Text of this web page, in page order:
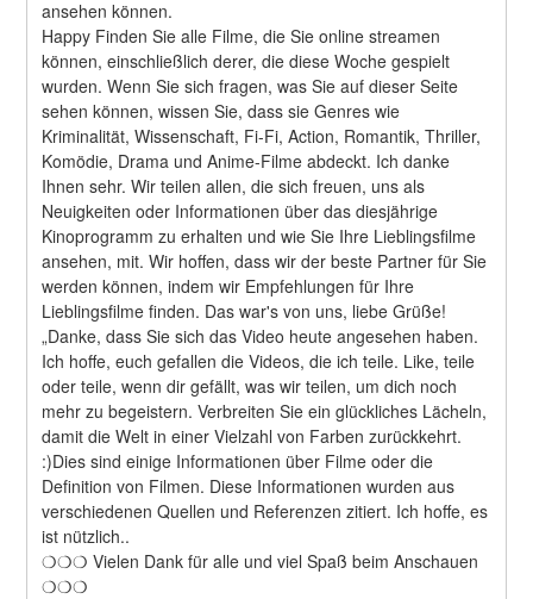
ansehen können.
Happy Finden Sie alle Filme, die Sie online streamen
können, einschließlich derer, die diese Woche gespielt
wurden. Wenn Sie sich fragen, was Sie auf dieser Seite
sehen können, wissen Sie, dass sie Genres wie
Kriminalität, Wissenschaft, Fi-Fi, Action, Romantik, Thriller,
Komödie, Drama und Anime-Filme abdeckt. Ich danke
Ihnen sehr. Wir teilen allen, die sich freuen, uns als
Neuigkeiten oder Informationen über das diesjährige
Kinoprogramm zu erhalten und wie Sie Ihre Lieblingsfilme
ansehen, mit. Wir hoffen, dass wir der beste Partner für Sie
werden können, indem wir Empfehlungen für Ihre
Lieblingsfilme finden. Das war's von uns, liebe Grüße!
„Danke, dass Sie sich das Video heute angesehen haben.
Ich hoffe, euch gefallen die Videos, die ich teile. Like, teile
oder teile, wenn dir gefällt, was wir teilen, um dich noch
mehr zu begeistern. Verbreiten Sie ein glückliches Lächeln,
damit die Welt in einer Vielzahl von Farben zurückkehrt.
:)Dies sind einige Informationen über Filme oder die
Definition von Filmen. Diese Informationen wurden aus
verschiedenen Quellen und Referenzen zitiert. Ich hoffe, es
ist nützlich..
❍❍❍ Vielen Dank für alle und viel Spaß beim Anschauen
❍❍❍